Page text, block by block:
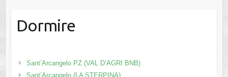
Dormire
Sant’Arcangelo PZ (VAL D’AGRI BNB)
Sant’Arcangelo (LA STERPINA)